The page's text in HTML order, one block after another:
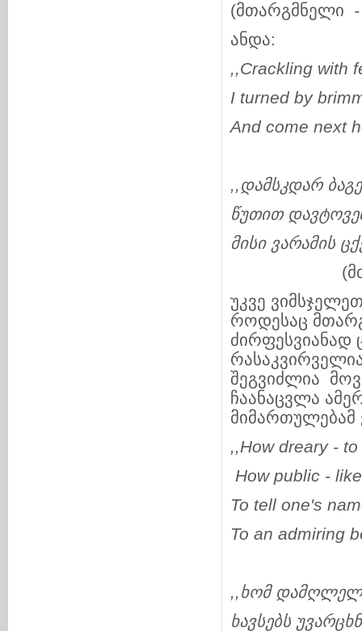
(მთარგმნელი -
ანდა:
,,Crackling with
I turned by
And come next
,,დამსკდარ
წუთით
მისი ვარამის
უკვე
როდესაც
ძირფესვიანად
შეგვიძლია
ჩაანაცვლა
მიმართულებამ
,,How dreary - to
How public -
To tell one's
To an admiring
,,ხომ
ხავსებს